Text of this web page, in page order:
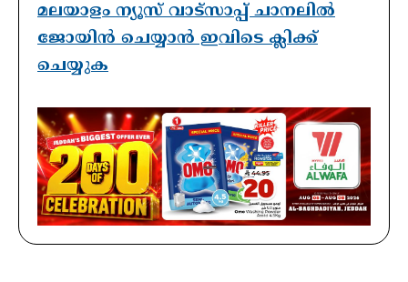
മലയാളം ന്യൂസ് വാട്സാപ്പ് ചാനലിൽ
ജോയിൻ ചെയ്യാൻ ഇവിടെ ക്ലിക്ക്
ചെയ്യുക